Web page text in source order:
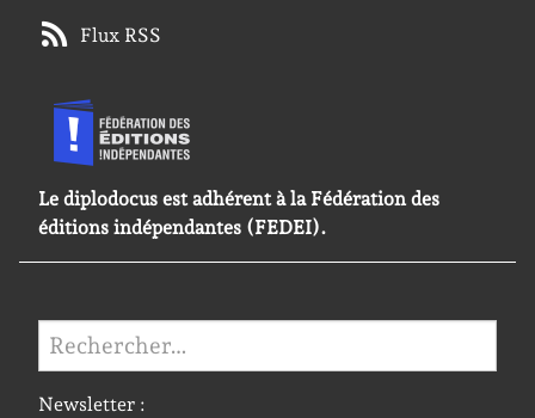
Flux RSS
Le diplodocus est adhérent à la Fédération des
éditions indépendantes (FEDEI).
Rechercher :
Newsletter :